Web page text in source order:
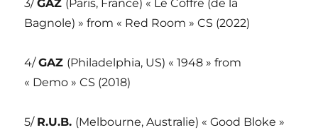
3/GAZ (Paris, France) « Le Coffre (de la
Bagnole) » from « Red Room » CS (2022)
4/GAZ (Philadelphia, US) « 1948 » from
« Demo » CS (2018)
5/ R.U.B. (Melbourne, Australie) « Good Bloke »